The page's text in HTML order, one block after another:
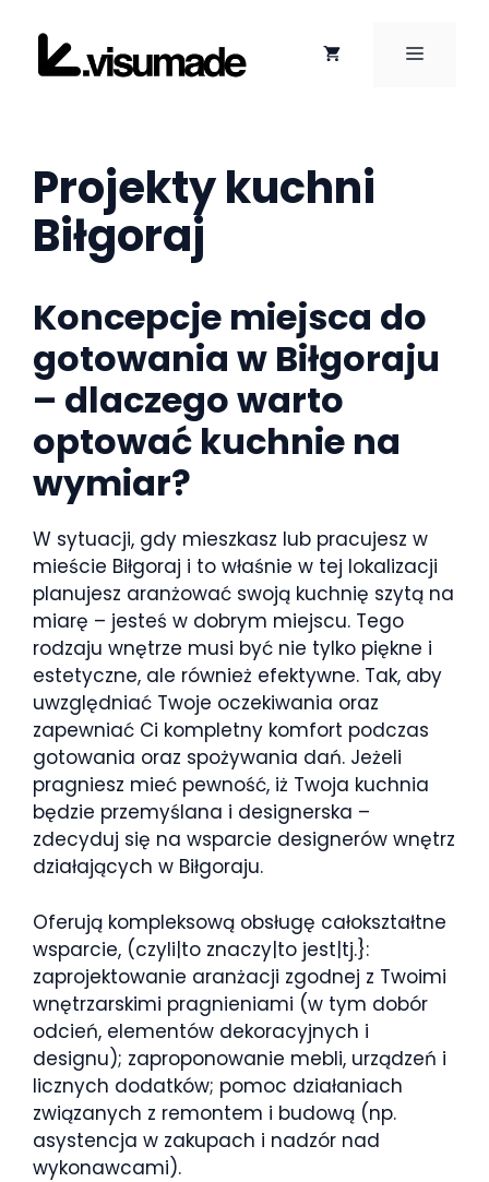
treści
MENU
Projekty kuchni
Biłgoraj
Koncepcje miejsca do
gotowania w Biłgoraju
– dlaczego warto
optować kuchnie na
wymiar?
W sytuacji, gdy mieszkasz lub pracujesz w
mieście Biłgoraj i to właśnie w tej lokalizacji
planujesz aranżować swoją kuchnię szytą na
miarę – jesteś w dobrym miejscu. Tego
rodzaju wnętrze musi być nie tylko piękne i
estetyczne, ale również efektywne. Tak, aby
uwzględniać Twoje oczekiwania oraz
zapewniać Ci kompletny komfort podczas
gotowania oraz spożywania dań. Jeżeli
pragniesz mieć pewność, iż Twoja kuchnia
będzie przemyślana i designerska –
zdecyduj się na wsparcie designerów wnętrz
działających w Biłgoraju.
Oferują kompleksową obsługę całokształtne
wsparcie, (czyli|to znaczy|to jest|tj.}:
zaprojektowanie aranżacji zgodnej z Twoimi
wnętrzarskimi pragnieniami (w tym dobór
odcień, elementów dekoracyjnych i
designu); zaproponowanie mebli, urządzeń i
licznych dodatków; pomoc działaniach
związanych z remontem i budową (np.
asystencja w zakupach i nadzór nad
wykonawcami).